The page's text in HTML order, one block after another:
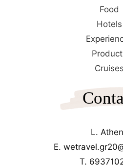
Food
Hotels
Cruises
L.
E.
T.